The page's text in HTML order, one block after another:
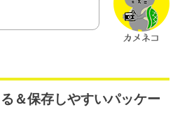
＆保存しやすいパッケー